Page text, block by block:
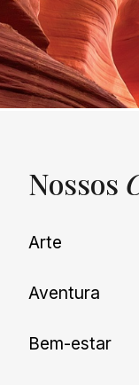
Nossos
Arte
Aventura
Bem-estar